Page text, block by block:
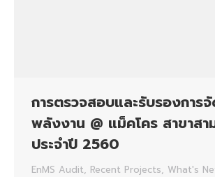
การตรวจสอบและรับรองการ
พลังงาน @ แม็คโคร สาขาสา
ประจำปี 2560
EnMS Audit, Recent Projects, What's